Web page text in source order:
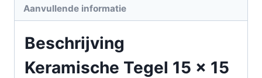
Aanvullende informatie
Beschrijving
Keramische Tegel 15 x 15